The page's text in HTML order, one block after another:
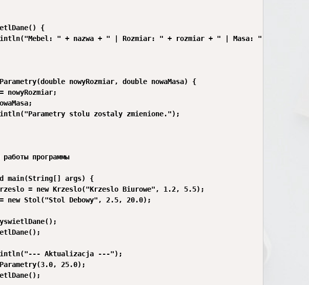
{
" + nazwa + " | Rozmiar: " + rozmiar + " | Masa: " + masa + "
nowyRozmiar, double nowaMasa) {
nowyRozmiar;
stolu zostaly zmienione.");
программы
main(String[] args) {
= new Krzeslo("Krzeslo Biurowe", 1.2, 5.5);
new Stol("Stol Debowy", 2.5, 20.0);
Aktualizacja ---");
25.0);